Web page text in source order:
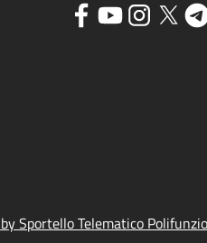
Sportello Telematico